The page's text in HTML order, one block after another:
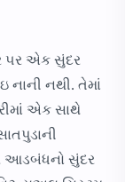
૫ર એક સુંદર
નથી. તેમાં
એક સાથે
આડબંધનો સુંદર